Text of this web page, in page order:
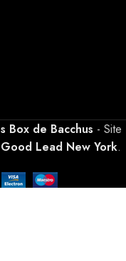
Box de Bacchus - Site
Lead New York.